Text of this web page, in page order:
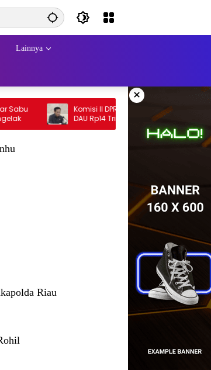
Lainnya
×
Komisi II DPR Desak Pusat Segera Cairkan
DAU Rp14 Triliun untuk 79 Daerah, Gaji PNS
Terancam Telat
Riau